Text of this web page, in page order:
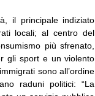
il principale indiziato
locali; al centro del
più sfrenato,
gli sport e un violento
sono all’ordine
raduni politici: “La